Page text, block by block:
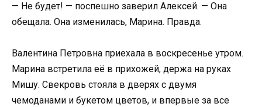
— Не будет! — поспешно заверил Алексей. — Она
обещала. Она изменилась, Марина. Правда.
Валентина Петровна приехала в воскресенье утром.
Марина встретила её в прихожей, держа на руках
Мишу. Свекровь стояла в дверях с двумя
чемоданами и букетом цветов, и впервые за все